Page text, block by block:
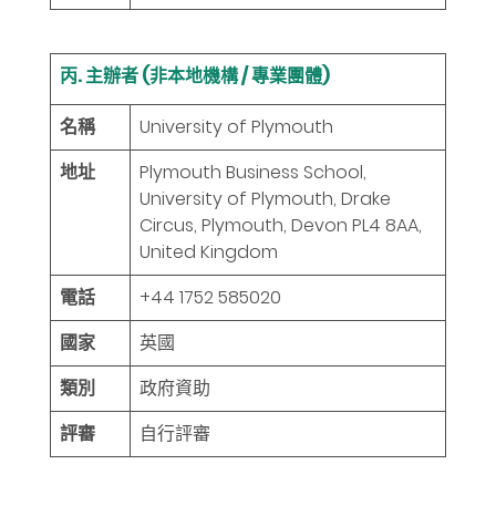
丙. 主辦者 (非本地機構 / 專業團體)
名稱
University of Plymouth
地址
Plymouth Business School,
University of Plymouth, Drake
Circus, Plymouth, Devon PL4 8AA,
United Kingdom
電話
+44 1752 585020
國家
英國
類別
政府資助
評審
自行評審